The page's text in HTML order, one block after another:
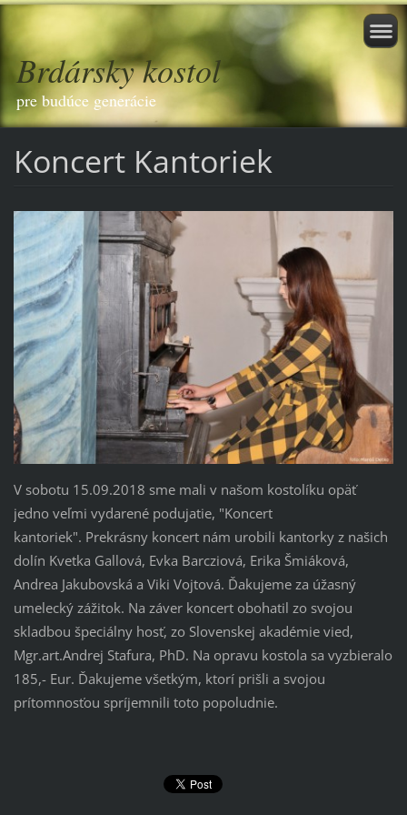
Brdársky kostol
pre budúce generácie
Koncert Kantoriek
V sobotu 15.09.2018 sme mali v našom kostolíku opäť
jedno veľmi vydarené podujatie, "Koncert
kantoriek". Prekrásny koncert nám urobili kantorky z našich
dolín Kvetka Gallová, Evka Barcziová, Erika Šmiáková,
Andrea Jakubovská a Viki Vojtová. Ďakujeme za úžasný
umelecký zážitok. Na záver koncert obohatil zo svojou
skladbou špeciálny hosť, zo Slovenskej akadémie vied,
Mgr.art.Andrej Stafura, PhD. Na opravu kostola sa vyzbieralo
185,- Eur. Ďakujeme všetkým, ktorí prišli a svojou
prítomnosťou spríjemnili toto popoludnie.